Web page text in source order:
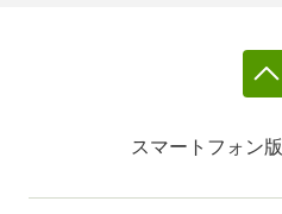
スマートフォン版